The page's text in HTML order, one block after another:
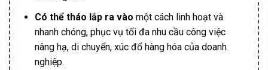
Có thể tháo lắp ra vào một cách linh hoạt và
nhanh chóng, phục vụ tối đa nhu cầu công việc
nâng hạ, di chuyển, xúc đổ hàng hóa của doanh
nghiệp.